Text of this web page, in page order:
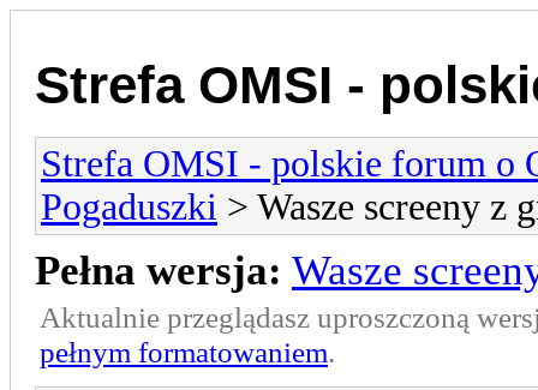
Strefa OMSI -
Strefa OMSI - polskie forum o
Pogaduszki > Wasze screeny z
Pełna wersja: Wasze
Aktualnie przeglądasz uproszczoną
pełnym formatowaniem.